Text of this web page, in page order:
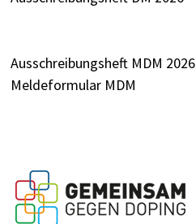
Ausschreibungsheft MDM 2026
Meldeformular MDM